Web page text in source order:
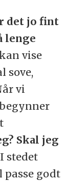
det jo fint
lenge
vise
sove,
vi
Skal jeg
I stedet
passe godt